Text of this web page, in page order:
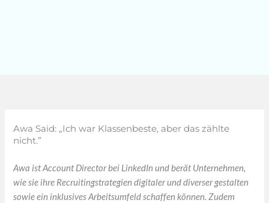
Awa Said: „Ich war Klassenbeste, aber das zählte
nicht.”
Awa ist Account Director bei LinkedIn und berät Unternehmen,
wie sie ihre Recruitingstrategien digitaler und diverser gestalten
sowie ein inklusives Arbeitsumfeld schaffen können. Zudem